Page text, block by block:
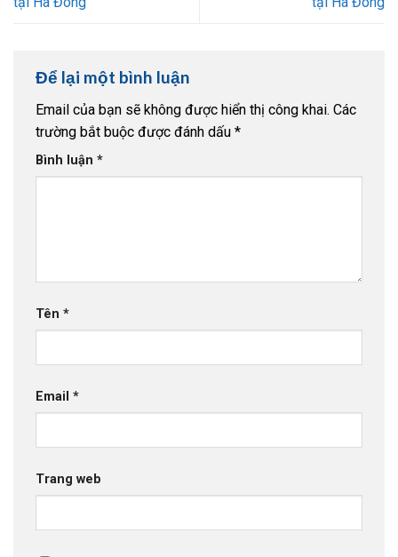
Để lại một bình luận
Email của bạn sẽ không được hiển thị công khai. Các
trường bắt buộc được đánh dấu *
Bình luận *
Tên *
Email *
Trang web